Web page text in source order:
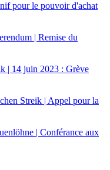
pour le pouvoir d'achat
| Remise du
| 14 juin 2023 : Grève
Streik | Appel pour la
| Conférance aux